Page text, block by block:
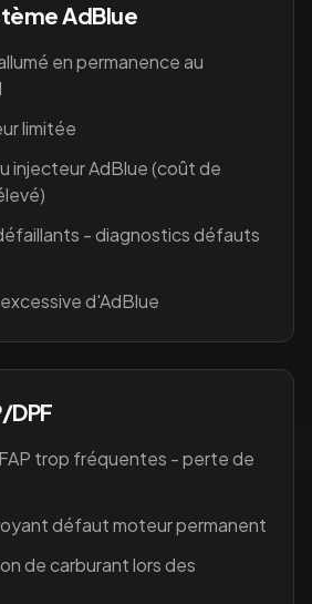
AdBlue
en permanence au
limitée
injecteur AdBlue (coût de
- diagnostics défauts
d'AdBlue
DPF
trop fréquentes - perte de
défaut moteur permanent
de carburant lors des